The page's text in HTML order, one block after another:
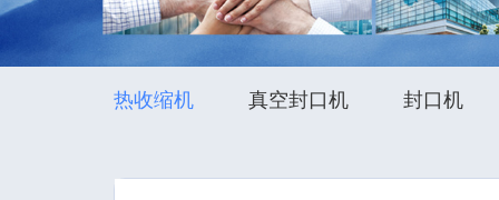
热收缩机 真空封口机 封口机